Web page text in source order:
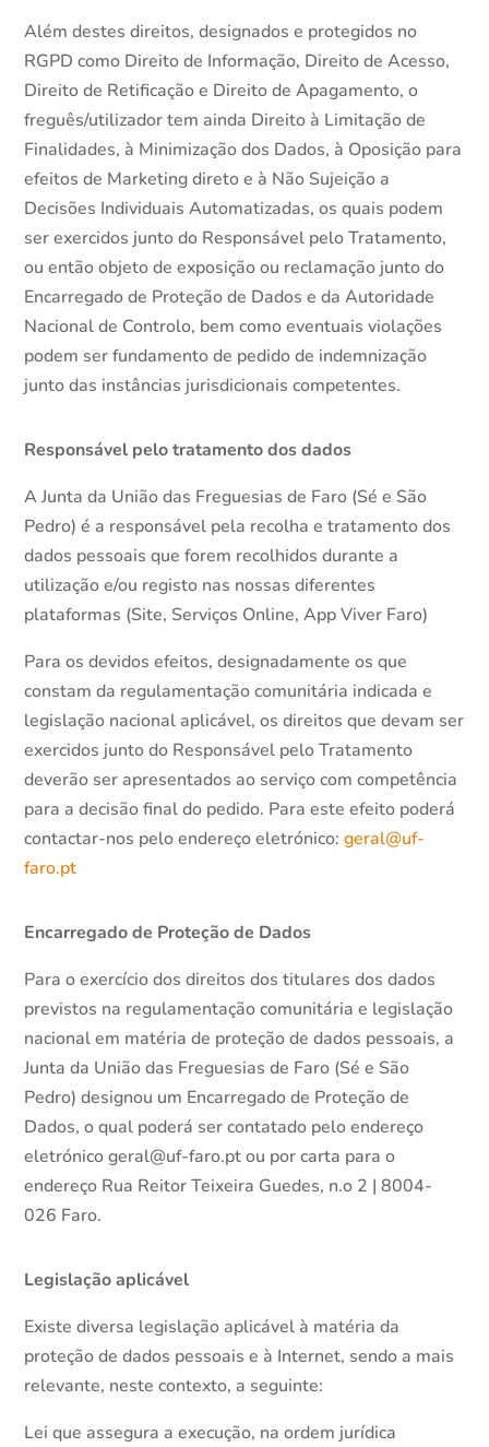
Além destes direitos, designados e protegidos no
RGPD como Direito de Informação, Direito de Acesso,
Direito de Retificação e Direito de Apagamento, o
freguês/utilizador tem ainda Direito à Limitação de
Finalidades, à Minimização dos Dados, à Oposição para
efeitos de Marketing direto e à Não Sujeição a
Decisões Individuais Automatizadas, os quais podem
ser exercidos junto do Responsável pelo Tratamento,
ou então objeto de exposição ou reclamação junto do
Encarregado de Proteção de Dados e da Autoridade
Nacional de Controlo, bem como eventuais violações
podem ser fundamento de pedido de indemnização
junto das instâncias jurisdicionais competentes.
Responsável pelo tratamento dos dados
A Junta da União das Freguesias de Faro (Sé e São
Pedro) é a responsável pela recolha e tratamento dos
dados pessoais que forem recolhidos durante a
utilização e/ou registo nas nossas diferentes
plataformas (Site, Serviços Online, App Viver Faro)
Para os devidos efeitos, designadamente os que
constam da regulamentação comunitária indicada e
legislação nacional aplicável, os direitos que devam ser
exercidos junto do Responsável pelo Tratamento
deverão ser apresentados ao serviço com competência
para a decisão final do pedido. Para este efeito poderá
contactar-nos pelo endereço eletrónico:geral@uf-
faro.pt
Encarregado de Proteção de Dados
Para o exercício dos direitos dos titulares dos dados
previstos na regulamentação comunitária e legislação
nacional em matéria de proteção de dados pessoais, a
Junta da União das Freguesias de Faro (Sé e São
Pedro) designou um Encarregado de Proteção de
Dados, o qual poderá ser contatado pelo endereço
eletrónico geral@uf-faro.pt ou por carta para o
endereço Rua Reitor Teixeira Guedes, n.o 2 | 8004-
026 Faro.
Legislação aplicável
Existe diversa legislação aplicável à matéria da
proteção de dados pessoais e à Internet, sendo a mais
relevante, neste contexto, a seguinte:
Lei que assegura a execução, na ordem jurídica